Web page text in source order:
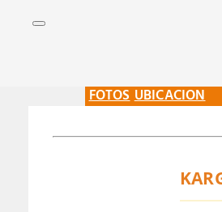
FOTOSUBICACION